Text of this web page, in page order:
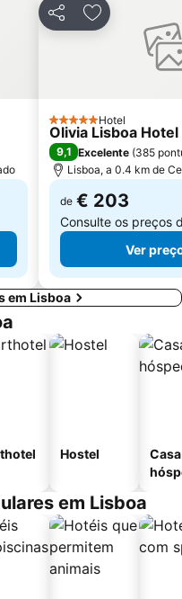
do Oriente
da Ribeira do Cavalo
do Comércio
PartilharAdicionar
5 EstrelasHotel
Olivia Lisboa
9,1 Excelente (385
Lisboa, a 0.4 km de
de € 203
Consulte os preços
Ver
em Lisboa
Hostel
em Lisboa